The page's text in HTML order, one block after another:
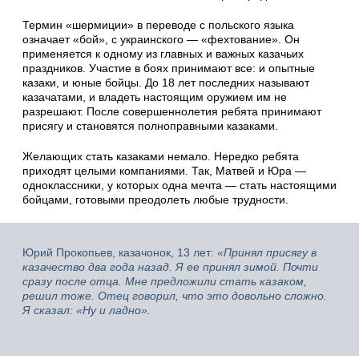
Термин «шермиции» в переводе с польского языка
означает «бой», с украинского — «фехтование». Он
применяется к одному из главных и важных казачьих
праздников. Участие в боях принимают все: и опытные
казаки, и юные бойцы. До 18 лет последних называют
казачатами, и владеть настоящим оружием им не
разрешают. После совершеннолетия ребята принимают
присягу и становятся полноправными казаками.
Желающих стать казаками немало. Нередко ребята
приходят целыми компаниями. Так, Матвей и Юра —
одноклассники, у которых одна мечта — стать настоящими
бойцами, готовыми преодолеть любые трудности.
Юрий Прокопьев, казачонок, 13 лет: «Принял присягу в
казачество два года назад. Я ее принял зимой. Почти
сразу после отца. Мне предложили стать казаком,
решил тоже. Отец говорил, что это довольно сложно.
Я сказал: «Ну и ладно».